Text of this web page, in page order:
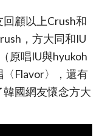
顧以上Crush和
，方大同和IU
原唱IU與hyukoh
Flavor〉，還有
國網友懷念方大